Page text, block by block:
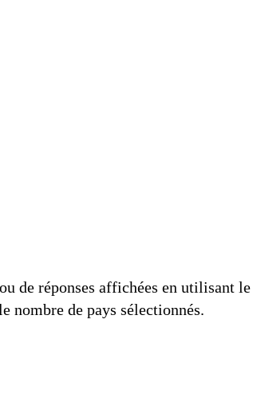
de réponses affichées en utilisant le
nombre de pays sélectionnés.